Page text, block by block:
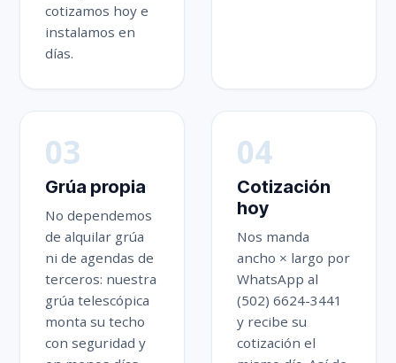
cotizamos hoy e
instalamos en
días.
03
Grúa propia
No dependemos
de alquilar grúa
ni de agendas de
terceros: nuestra
grúa telescópica
monta su techo
con seguridad y
04
Cotización
hoy
Nos manda
ancho × largo por
WhatsApp al
(502) 6624-3441
y recibe su
cotización el